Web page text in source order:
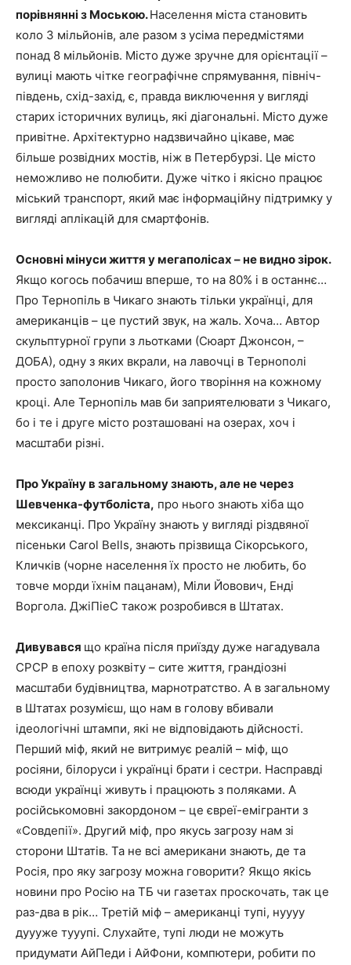
порівнянні з Моською.Населення міста становить
коло 3 мільйонів, але разом з усіма передмістями
понад 8 мільйонів. Місто дуже зручне для орієнтації –
вулиці мають чітке географічне спрямування, північ-
південь, схід-захід, є, правда виключення у вигляді
старих історичних вулиць, які діагональні. Місто дуже
привітне. Архітектурно надзвичайно цікаве, має
більше розвідних мостів, ніж в Петербурзі. Це місто
неможливо не полюбити. Дуже чітко і якісно працює
міський транспорт, який має інформаційну підтримку у
вигляді аплікацій для смартфонів.
Основні мінуси життя у мегаполісах – не видно зірок.
Якщо когось побачиш вперше, то на 80% і в останнє…
Про Тернопіль в Чикаго знають тільки українці, для
американців – це пустий звук, на жаль. Хоча… Автор
скульптурної групи з льотками (Сюарт Джонсон, –
ДОБА), одну з яких вкрали, на лавочці в Тернополі
просто заполонив Чикаго, його творіння на кожному
кроці. Але Тернопіль мав би заприятелювати з Чикаго,
бо і те і друге місто розташовані на озерах, хоч і
масштаби різні.
Про Україну в загальному знають, але не через
Шевченка-футболіста, про нього знають хіба що
мексиканці. Про Україну знають у вигляді різдвяної
пісеньки Carol Bells, знають прізвища Сікорського,
Кличків (чорне населення їх просто не любить, бо
товче морди їхнім пацанам), Міли Йовович, Енді
Воргола. ДжіПіеС також розробився в Штатах.
Дивувався що країна після приїзду дуже нагадувала
СРСР в епоху розквіту – сите життя, грандіозні
масштаби будівництва, марнотратство. А в загальному
в Штатах розумієш, що нам в голову вбивали
ідеологічні штампи, які не відповідають дійсності.
Перший міф, який не витримує реалій – міф, що
росіяни, білоруси і українці брати і сестри. Насправді
всюди українці живуть і працюють з поляками. А
російськомовні закордоном – це євреї-емігранти з
«Совдепії». Другий міф, про якусь загрозу нам зі
сторони Штатів. Та не всі американи знають, де та
Росія, про яку загрозу можна говорити? Якщо якісь
новини про Росію на ТБ чи газетах проскочать, так це
раз-два в рік… Третій міф – американці тупі, нуууу
дуууже тууупі. Слухайте, тупі люди не можуть
придумати АйПеди і АйФони, компютери, робити по